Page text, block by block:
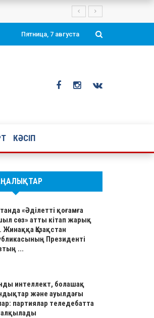
Тоқаевтың таңдаулы ой-тұжырымдары мен
Пятница, 7 августа
КӘСІП
«Әділетті қоғамға
сөз» атты кітап жарық
Жинаққа Қазақстан
Президенті
...
интеллект, болашақ
және ауылдағы
партиялар теледебатта